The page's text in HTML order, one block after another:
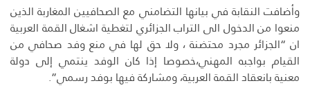
وأضافت النقابة في بيانها التضامني مع الصحافيين المغاربة الذين
منعوا من الدخول الى التراب الجزائري لتغطية اشغال القمة العربية
ان “الجزائر مجرد محتضنة ، ولا حق لها في منع وفد صحافي من
القيام بواجبه المهني،خصوصا إذا كان الوفد ينتمي إلى دولة
معنية بانعقاد القمة العربية، ومشاركة فيها بوفد رسمي”.